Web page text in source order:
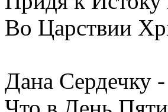
Во Царствии
Дана Сердечку